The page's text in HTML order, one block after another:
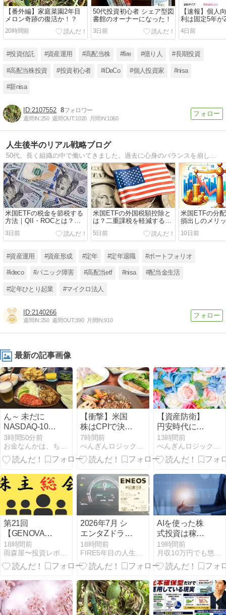
【番外編】家庭菜園2年目
メロン奇跡の復活か！？
20時間前
50代投資初心者 シェア型図
書館のオーナーになった！
3日前
【速報】個人
利は固定5年が
4日前
#投資信託 #資産運用 #高配当株 #fire #億り人 #長期投資
#高配当株投資 #投資初心者 #iDeCo #個人投資家 #nisa
#新nisa
2107552 8
週間IN:250 週間OUT:1020 月間IN:1060
人生後半のリアル戦略ブログ
50代。長く組織の中で働いてきました。過去に心身のバランスを崩した経験をきっかけに、働き方や生き方を見直しています。現在は資産運用を軸に、人生後半の再構築に取り組んでいます。
米国ETFの税金を節税する
方法｜QII・ROCとは？分
配金の税効率を徹底解説
3日前
米国ETFの外国税額控除と
は？二重課税を軽減する方
5日前
米国ETFの分
損出しのメリ
10日前
#資産運用 #資産形成 #定年 #定年退職 #ポートフォリオ
#ideco #パニック障害 #高配当etf #nisa #配当金生活
#定年ひとり起業 #マイクロ法人
2140266
週間IN:250 週間OUT:390 月間IN:910
最新の記事画像
ん～ 未だに
NASDAQ-100
とZテック20
がマイナスだ
～
3時間50分前
【衝撃】米国
株はCPIで決ま
る？投資家が
絶対に知って
おくべき重要
7時間前
【資産防衛】
円安時代にこ
そETFで国際
分散投資を始
めるべき決定
13時間前
第21回
【GENOVA】
定時株主総会
渋谷ソラスタ
2026.6.23
18時間前
2026年7月 シ
エンタZドライ
ブ診断と燃
費、
CB125R（JC91
18時間前
AIを使った株
式投資は稼げ
る？
19時間前